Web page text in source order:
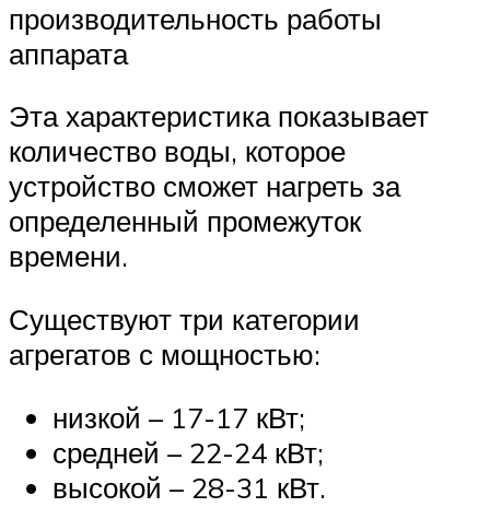
производительность работы
аппарата
Эта характеристика показывает
количество воды, которое
устройство сможет нагреть за
определенный промежуток
времени.
Существуют три категории
агрегатов с мощностью:
низкой – 17-17 кВт;
средней – 22-24 кВт;
высокой – 28-31 кВт.